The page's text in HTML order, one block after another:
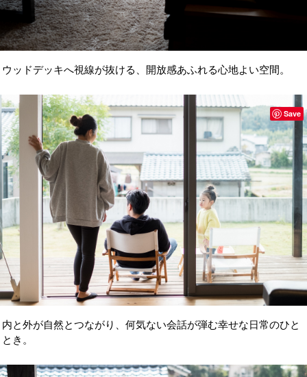
ウッドデッキへ視線が抜ける、開放感あふれる心地よい空間。
内と外が自然とつながり、何気ない会話が弾む幸せな日常のひと
とき。
Save